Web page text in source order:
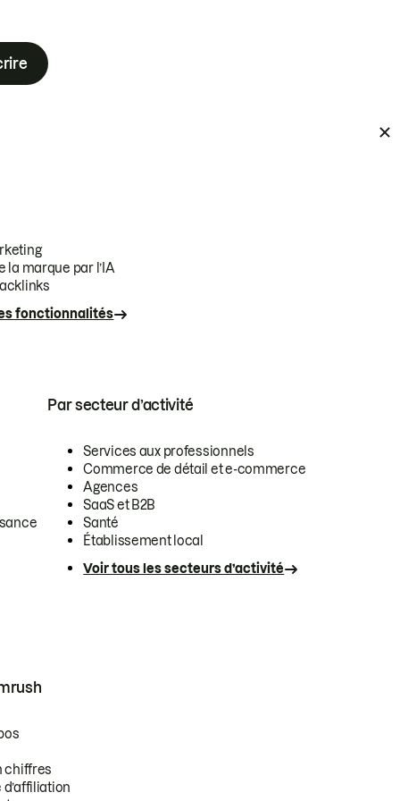
la marque par l’IA
fonctionnalités
Par secteur d’activité
Services aux professionnels
Commerce de détail et e-commerce
Agences
SaaS et B2B
Santé
Établissement local
Voir tous les secteurs d’activité
chiffres